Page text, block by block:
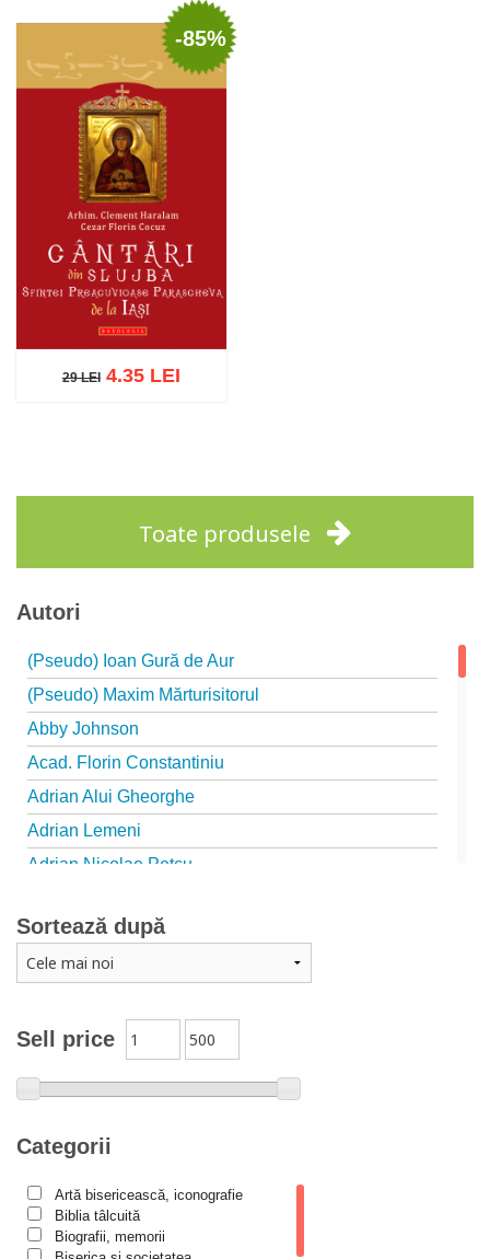
-85%
29 LEI
29 LEI4.35 LEI
Toate produsele
Autori
(Pseudo) Ioan Gură de Aur
(Pseudo) Maxim Mărturisitorul
Abby Johnson
Acad. Florin Constantiniu
Adrian Alui Gheorghe
Adrian Lemeni
Adrian Nicolae Petcu
Adriana Petrescu
Alexandra Rotariu
Alexandru Creţu
Alexandru Huțanu
Alexandru Lascarov-Moldovanu
Alexandru Rădescu
Alexandru Tkacenko
Sell price
Categorii
Artă bisericească, iconografie
Biblia tâlcuită
Biografii, memorii
Sortează după